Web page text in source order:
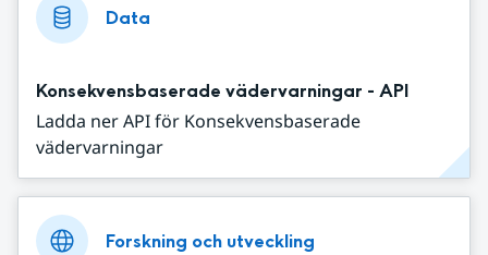
Data
Konsekvensbaserade vädervarningar - API
Ladda ner API för Konsekvensbaserade
vädervarningar
Forskning och utveckling